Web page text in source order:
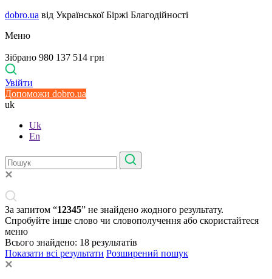
dobro.ua від Української Біржі Благодійності
Меню
Зібрано 980 137 514 грн
Увійти
Допоможи dobro.ua
uk
Uk
En
За запитом “12345” не знайдено жодного результату.
Спробуйте інше слово чи словополучення або скористайтеся
меню
Всього знайдено: 18 результатів
Показати всі результати Розширений пошук